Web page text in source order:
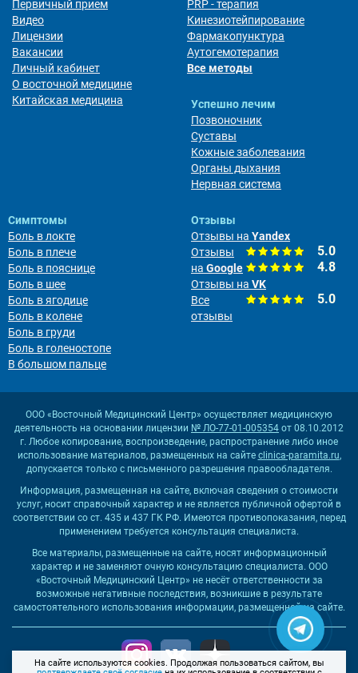
Первичный прием
Видео
Лицензии
Вакансии
Личный кабинет
О восточной медицине
Китайская медицина
PRP - терапия
Кинезиотейпирование
Фармакопунктура
Аутогемотерапия
Все методы
Успешно лечим
Позвоночник
Суставы
Кожные заболевания
Органы дыхания
Нервная система
Симптомы
Боль в локте
Боль в плече
Боль в пояснице
Боль в шее
Боль в ягодице
Боль в колене
Боль в груди
Боль в голеностопе
В большом пальце
Отзывы
Отзывы на Yandex
5.0
Отзывы
на Google 4.8
Отзывы на VK
5.0
Все
отзывы
ООО «Восточный Медицинский Центр» осуществляет медицинскую
деятельность на основании лицензии № ЛО-77-01-005354 от 08.10.2012
г. Любое копирование, воспроизведение, распространение либо иное
использование материалов, размещенных на сайте clinica-paramita.ru,
допускается только с письменного разрешения правообладателя.
Информация, размещенная на сайте, включая сведения о стоимости
услуг, носит справочный характер и не является публичной офертой в
соответствии со ст. 435 и 437 ГК РФ. Имеются противопоказания, перед
применением требуется консультация специалиста.
Все материалы, размещенные на сайте, носят информационный
характер и не заменяют очную консультацию специалиста. ООО
«Восточный Медицинский Центр» не несёт ответственности за
возможные негативные последствия, возникшие в результате
самостоятельного использования информации, размещенной на сайте.
На сайте используются cookies. Продолжая пользоваться сайтом, вы